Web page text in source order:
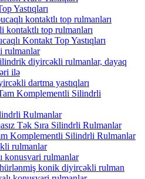
Yastıqları
kontaktlı top rulmanları
kontaktlı top rulmanları
Kontakt Top Yastıqları
rulmanlar
diyircəkli rulmanlar, dayaq
ilə
dartma yastıqları
Komplementli Silindrli
Rulmanlar
Tək Sıra Silindrli Rulmanlar
Komplementli Silindrli Rulmanlar
rulmanlar
konusvari rulmanlar
konik diyircəkli rulman